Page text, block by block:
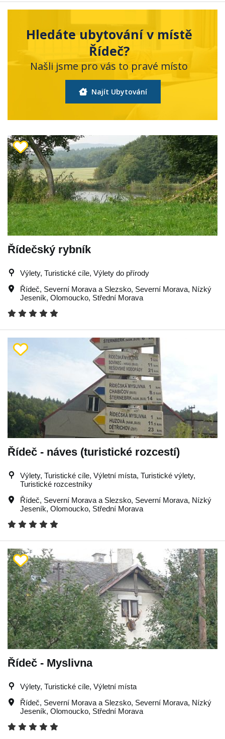
Hledáte ubytování v místě
Řídeč?
Našli jsme pro vás to pravé místo
Najít Ubytování
Řídečský rybník
Výlety, Turistické cíle, Výlety do přírody
Řídeč, Severní Morava a Slezsko, Severní Morava, Nízký
Jeseník, Olomoucko, Střední Morava
Řídeč - náves (turistické rozcestí)
Výlety, Turistické cíle, Výletní místa, Turistické výlety,
Turistické rozcestníky
Řídeč, Severní Morava a Slezsko, Severní Morava, Nízký
Jeseník, Olomoucko, Střední Morava
Řídeč - Myslivna
Výlety, Turistické cíle, Výletní místa
Řídeč, Severní Morava a Slezsko, Severní Morava, Nízký
Jeseník, Olomoucko, Střední Morava